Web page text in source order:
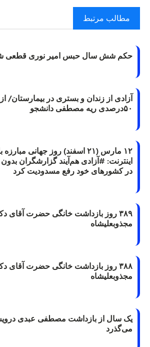
مطالب مرتبط
حکم شش سال حبس امیر نوری قطعی
آزادی از زندان و بستری در بیمارستان/
۵۰درصدی ریه مصطفی دانشجو
۱۲ مارس (۲۱ اسفند) روز جهانی
در کشورهای خود رفع مسدودیت کرد
۳۸۹ روز بازداشت خانگی حضرت آقای
مجذوبعلیشاه
۳۸۸ روز بازداشت خانگی حضرت آقای
مجذوبعلیشاه
یک سال از بازداشت مصطفی عبدی
می‌گذرد